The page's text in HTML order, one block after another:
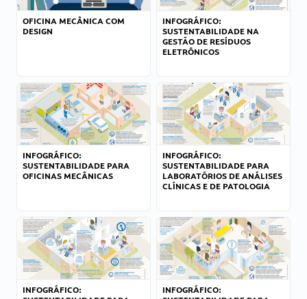
OFICINA MECÂNICA COM
DESIGN
INFOGRÁFICO:
SUSTENTABILIDADE NA
GESTÃO DE RESÍDUOS
ELETRÔNICOS
INFOGRÁFICO:
SUSTENTABILIDADE PARA
OFICINAS MECÂNICAS
INFOGRÁFICO:
SUSTENTABILIDADE PARA
LABORATÓRIOS DE ANÁLISES
CLÍNICAS E DE PATOLOGIA
INFOGRÁFICO:
INFOGRÁFICO: